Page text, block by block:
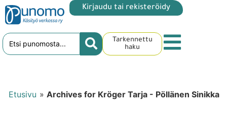
Kirjaudu tai rekisteröidy
Tarkennettu
haku
Etusivu » Archives for Kröger Tarja - Pöllänen Sinikka